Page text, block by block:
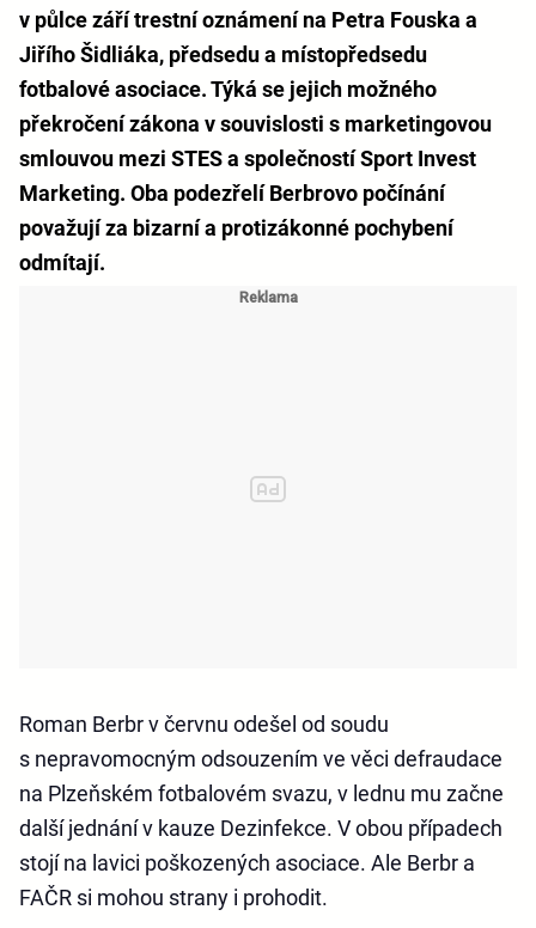
v půlce září trestní oznámení na Petra Fouska a
Jiřího Šidliáka, předsedu a místopředsedu
fotbalové asociace. Týká se jejich možného
překročení zákona v souvislosti s marketingovou
smlouvou mezi STES a společností Sport Invest
Marketing. Oba podezřelí Berbrovo počínání
považují za bizarní a protizákonné pochybení
odmítají.
Roman Berbr v červnu odešel od soudu
s nepravomocným odsouzením ve věci defraudace
na Plzeňském fotbalovém svazu, v lednu mu začne
další jednání v kauze Dezinfekce. V obou případech
stojí na lavici poškozených asociace. Ale Berbr a
FAČR si mohou strany i prohodit.